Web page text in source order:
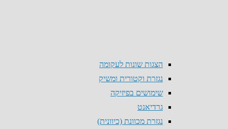
הצגות שונות לעקומה
נגזרת וקטורית ומשיק
שימושים בפיזיקה
גרדיאנט
נגזרת מכוונת (כיוונית)